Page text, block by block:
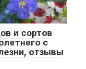
0
и сортов
с
отзывы